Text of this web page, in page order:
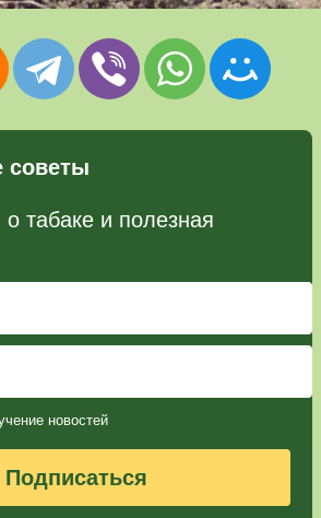
советы
табаке и полезная
новостей
Подписаться